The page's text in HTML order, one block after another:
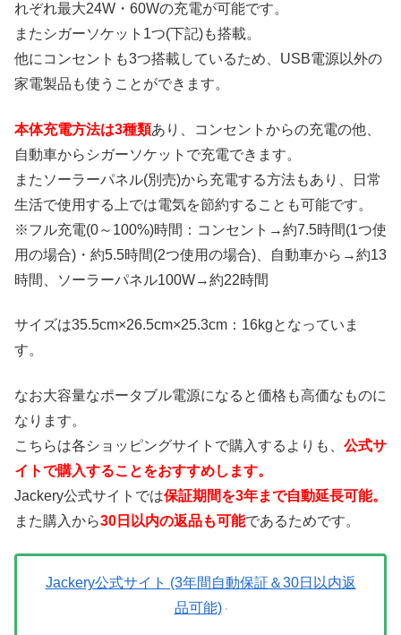
れぞれ最大24W・60Wの充電が可能です。
またシガーソケット1つ(下記)も搭載。
他にコンセントも3つ搭載しているため、USB電源以外の
家電製品も使うことができます。
本体充電方法は3種類あり、コンセントからの充電の他、
自動車からシガーソケットで充電できます。
またソーラーパネル(別売)から充電する方法もあり、日常
生活で使用する上では電気を節約することも可能です。
※フル充電(0～100%)時間：コンセント→約7.5時間(1つ使
用の場合)・約5.5時間(2つ使用の場合)、自動車から→約13
時間、ソーラーパネル100W→約22時間
サイズは35.5cm×26.5cm×25.3cm：16kgとなっていま
す。
なお大容量なポータブル電源になると価格も高価なものに
なります。
こちらは各ショッピングサイトで購入するよりも、 公式サ
イトで購入することをおすすめします。
Jackery公式サイトでは保証期間を3年まで自動延長可能。
また購入から30日以内の返品も可能であるためです。
Jackery公式サイト (3年間自動保証＆30日以内返
品可能)